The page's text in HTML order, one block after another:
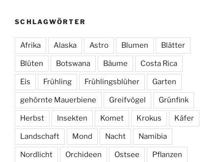
SCHLAGWÖRTER
Afrika Alaska Astro Blumen Blätter
Blüten Botswana Bäume Costa Rica
Eis Frühling Frühlingsblüher Garten
gehörnte Mauerbiene Greifvögel Grünfink
Herbst Insekten Komet Krokus Käfer
Landschaft Mond Nacht Namibia
Nordlicht Orchideen Ostsee Pflanzen